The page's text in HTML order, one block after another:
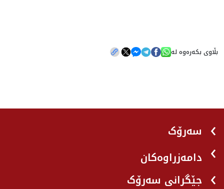
بڵاوی بکەرەوە لە
سەرۆک
دامەزراوەکان
جێگرانی سه‌رۆک